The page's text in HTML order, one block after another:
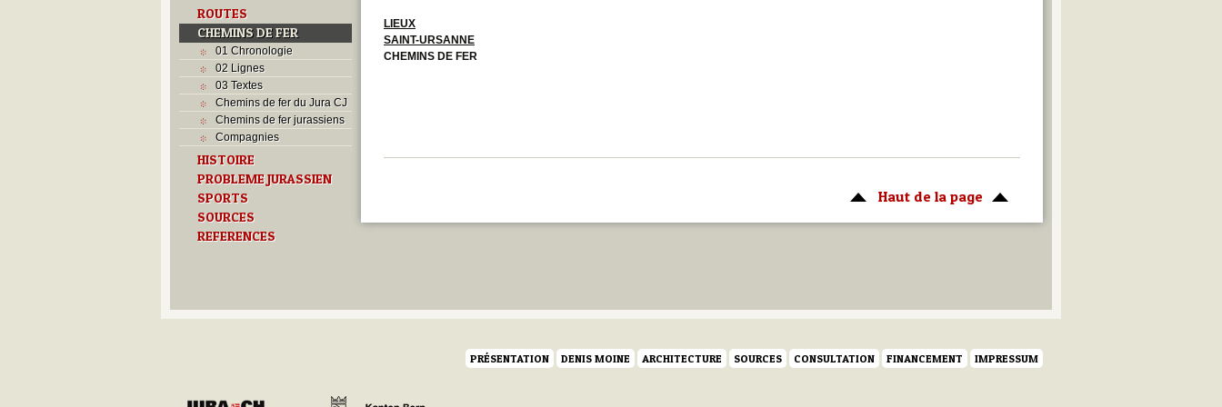
ROUTES
CHEMINS DE FER
01 Chronologie
02 Lignes
03 Textes
Chemins de fer du Jura CJ
Chemins de fer jurassiens
Compagnies
HISTOIRE
PROBLEME JURASSIEN
SPORTS
SOURCES
REFERENCES
LIEUX
SAINT-URSANNE
CHEMINS DE FER
Haut de la page
PRÉSENTATION DENIS MOINE ARCHITECTURE SOURCES CONSULTATION FINANCEMENT IMPRESSUM